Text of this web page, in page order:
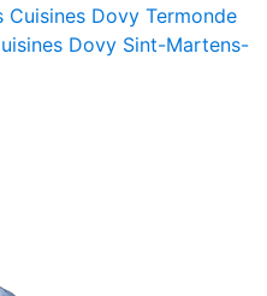
Cuisines Dovy Termonde
Dovy Sint-Martens-